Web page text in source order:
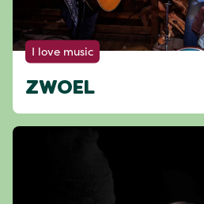
I love music
ZWOEL